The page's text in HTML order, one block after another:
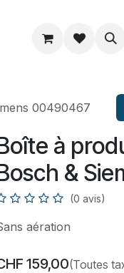
À propos
00490467
à
&
(0 avis)
aération
159,00(Toutes